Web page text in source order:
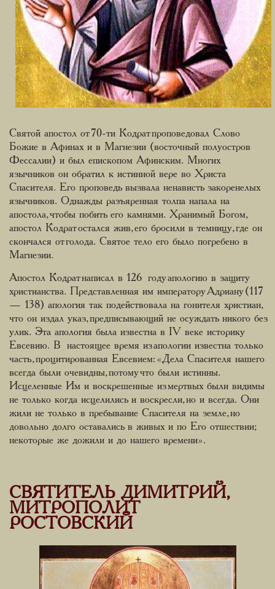
Святой апостол от 70-ти Кодрат проповедовал Слово
Божие в Афинах и в Магнезии (восточный полуостров
Фессалии) и был епископом Афинским. Многих
язычников он обратил к истинной вере во Христа
Спасителя. Его проповедь вызвала ненависть закоренелых
язычников. Однажды разъяренная толпа напала на
апостола, чтобы побить его камнями. Хранимый Богом,
апостол Кодрат остался жив, его бросили в темницу, где он
скончался от голода. Святое тело его было погребено в
Магнезии.
Апостол Кодрат написал в 126 году апологию в защиту
христианства. Представленная им императору Адриану (117
— 138) апология так подействовала на гонителя христиан,
что он издал указ, предписывающий не осуждать никого без
улик. Эта апология была известна в IV веке историку
Евсевию. В настоящее время из апологии известна только
часть, процитированная Евсевием: «Дела Спасителя нашего
всегда были очевидны, потому что были истинны.
Исцеленные Им и воскрешенные из мертвых были видимы
не только когда исцелились и воскресли, но и всегда. Они
жили не только в пребывание Спасителя на земле, но
довольно долго оставались в живых и по Его отшествии;
некоторые же дожили и до нашего времени».
СВЯТИТЕЛЬ ДИМИТРИЙ,
МИТРОПОЛИТ
РОСТОВСКИЙ